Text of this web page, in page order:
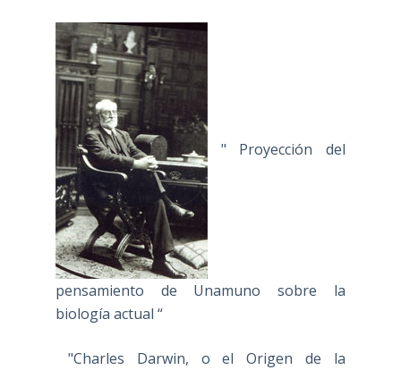
" Proyección del
pensamiento de Unamuno sobre la
biología actual “
"Charles Darwin, o el Origen de la